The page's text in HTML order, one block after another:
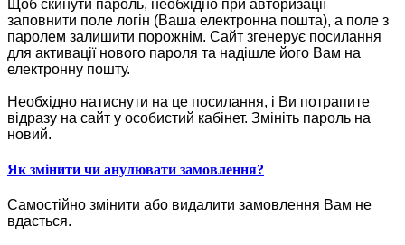
Щоб скинути пароль, необхідно при авторизації
заповнити поле логін (Ваша електронна пошта), а поле з
паролем залишити порожнім. Сайт згенерує посилання
для активації нового пароля та надішле його Вам на
електронну пошту.
Необхідно натиснути на це посилання, і Ви потрапите
відразу на сайт у особистий кабінет. Змініть пароль на
новий.
Як змінити чи анулювати замовлення?
Самостійно змінити або видалити замовлення Вам не
вдасться.